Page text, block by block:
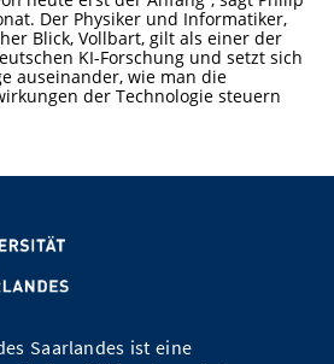
SIC
Studiengänge
& AnsprechpartnerInnen
Beruf
Access
und Förderungen
Campus
und Förderungen
Personen, Forschungsgruppen
und Veranstaltungen
Der Physiker und Informatiker,
Blick, Vollbart, gilt als einer der
KI-Forschung und setzt sich
auseinander, wie man die
der Technologie steuern
Saarlandes ist eine